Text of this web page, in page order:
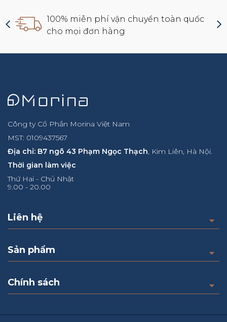
100% miễn phí vận chuyển toàn quốc
cho mọi đơn hàng
Công ty Cổ Phần Morina Việt Nam
MST: 0109437567
Địa chỉ: B7 ngõ 43 Phạm Ngọc Thạch, Kim Liên, Hà Nội.
Thời gian làm việc
Thứ Hai - Chủ Nhật
9.00 - 20.00
Liên hệ
Sản phẩm
Chính sách